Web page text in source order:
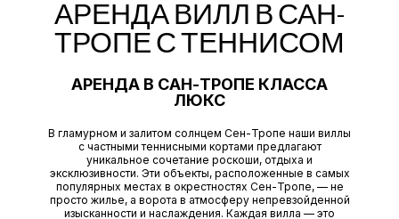
АРЕНДА ВИЛЛ В САН-
ТРОПЕ С ТЕННИСОМ
АРЕНДА В САН-ТРОПЕ КЛАССА
ЛЮКС
В гламурном и залитом солнцем Сен-Тропе наши виллы
с частными теннисными кортами предлагают
уникальное сочетание роскоши, отдыха и
эксклюзивности. Эти объекты, расположенные в самых
популярных местах в окрестностях Сен-Тропе, — не
просто жилье, а ворота в атмосферу непревзойденной
изысканности и наслаждения. Каждая вилла — это